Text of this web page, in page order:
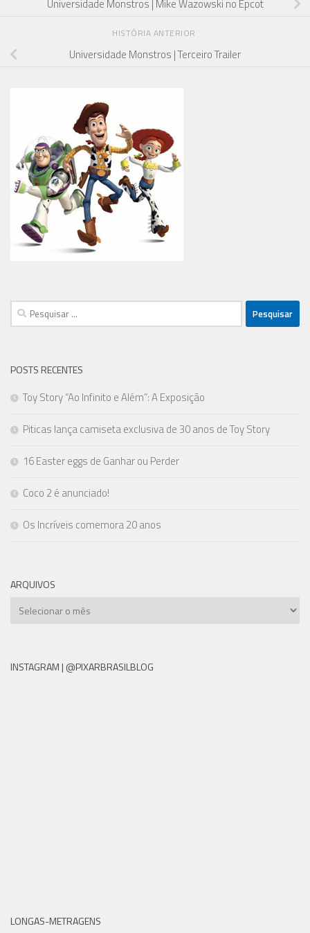
Universidade Monstros | Mike Wazowski no Epcot
HISTÓRIA ANTERIOR
Universidade Monstros | Terceiro Trailer
Pesquisar
por:
POSTS RECENTES
Toy Story “Ao Infinito e Além”: A Exposição
Piticas lança camiseta exclusiva de 30 anos de Toy Story
16 Easter eggs de Ganhar ou Perder
Coco 2 é anunciado!
Os Incríveis comemora 20 anos
ARQUIVOS
Arquivos
INSTAGRAM | @PIXARBRASILBLOG
LONGAS-METRAGENS